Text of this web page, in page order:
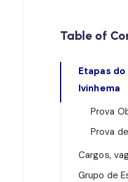
Table of
Etapas
Ivinhema
Prova
Prova
Cargos,
Grupo de